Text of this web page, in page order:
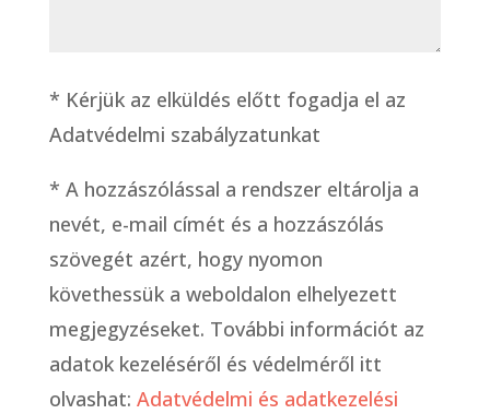
* Kérjük az elküldés előtt fogadja el az
Adatvédelmi szabályzatunkat
* A hozzászólással a rendszer eltárolja a
nevét, e-mail címét és a hozzászólás
szövegét azért, hogy nyomon
követhessük a weboldalon elhelyezett
megjegyzéseket. További információt az
adatok kezeléséről és védelméről itt
olvashat: Adatvédelmi és adatkezelési